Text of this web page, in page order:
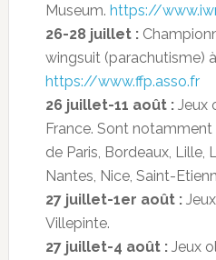
Museum. https://
26-28 juillet :
wingsuit (parachutisme)
https://www.ffp.asso.fr
26 juillet-11 août :Jeux
France. Sont
de Paris, Bordeaux, Lille,
Nantes, Nice, Saint-
27 juillet-1er août :
Villepinte.
27 juillet-4 août :Jeux